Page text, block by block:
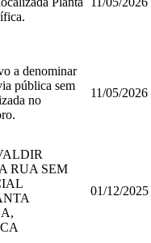
a denominar
pública sem
no
11/05/2026
RUA SEM
01/12/2025